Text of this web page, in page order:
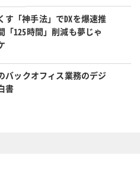
す「神手法」でDXを爆速推
「125時間」削減も夢じゃ
バックオフィス業務のデジ
書